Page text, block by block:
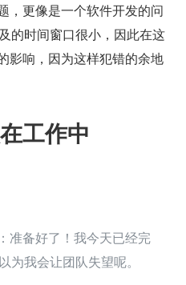
，更像是一个软件开发的问
的时间窗口很小，因此在这
影响，因为这样犯错的余地
工作中
准备好了！我今天已经完
为我会让团队失望呢。